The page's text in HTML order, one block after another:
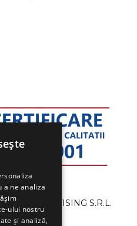
ADVERTISING S.R.L.
a ne analiza
ului nostru
și analiză,